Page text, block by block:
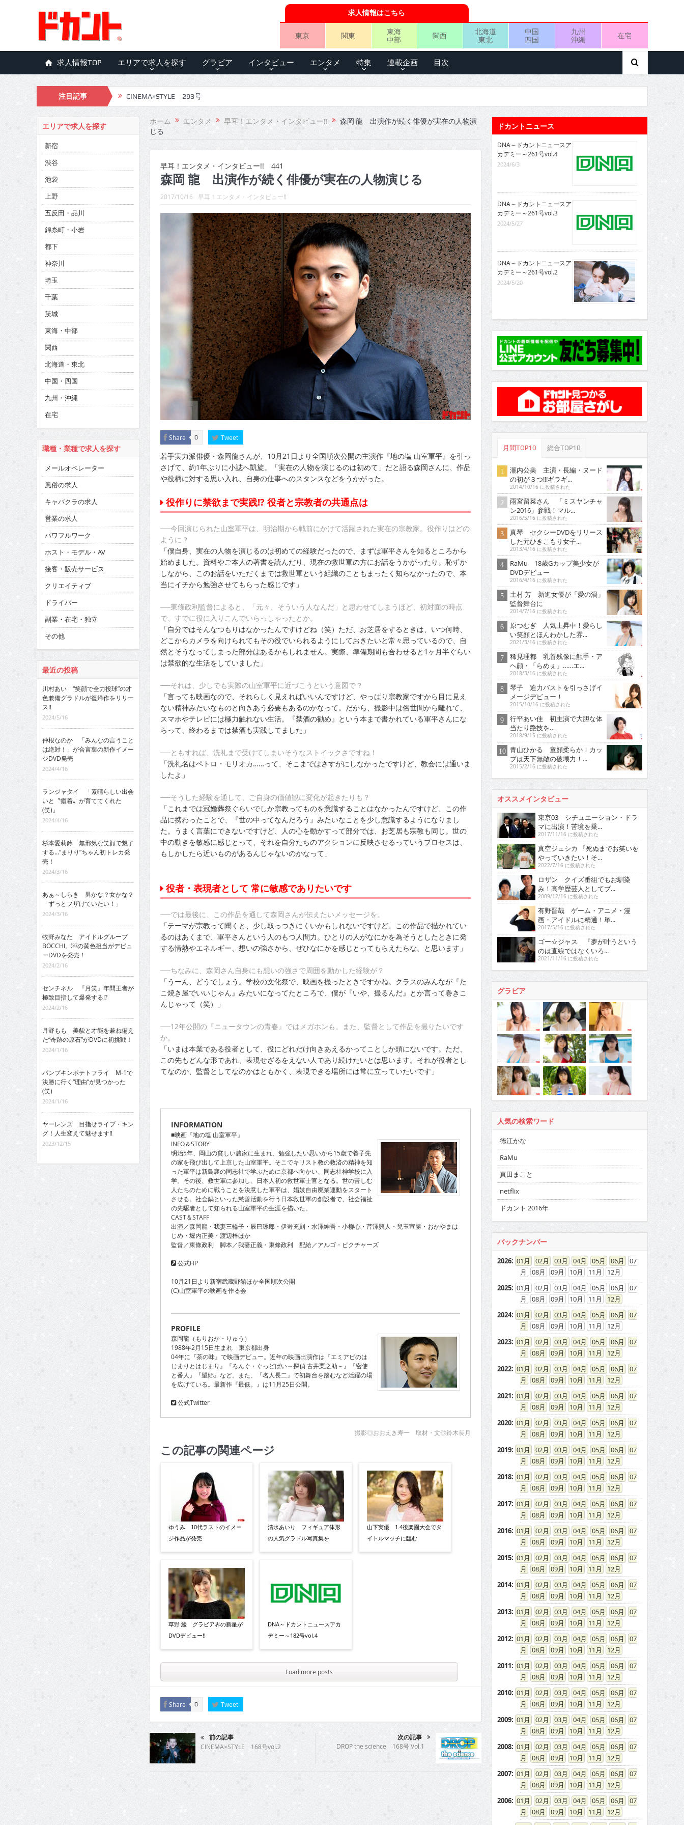
求人情報はこちら
東京 関東
東海
中部
関西
北海道
東北
中国
四国
九州
沖縄
在宅
求人情報TOP エリアで求人を探す グラビア インタビュー エンタメ 特集 連載企画 目次
注目記事 CINEMA×STYLE 292号
CINEMA×STYLE 291号
CINEMA×STYLE 290号
CINEMA×STYLE 289号
CINEMA×STYLE 288号
CINEMA×STYLE 287号
CINEMA×STYLE 286号
CINEMA×STYLE 285号
CINEMA×STYLE 294号
CINEMA×STYLE 293号
ホーム エンタメ 早耳！エンタメ・インタビュー!!
森岡 龍 出演作が続く俳優が実在の人物演
じる
早耳！エンタメ・インタビュー!! 441
森岡 龍 出演作が続く俳優が実在の人物演じる
2017/10/16 早耳！エンタメ・インタビュー!!
Share 0 Tweet
若手実力派俳優・森岡龍さんが、10月21日より全国順次公開の主演作『地の塩 山室軍平』を引っ
さげて、約1年ぶりに小誌へ凱旋。「実在の人物を演じるのは初めて」だと語る森岡さんに、作品
や役柄に対する思い入れ、自身の仕事へのスタンスなどをうかがった。
役作りに禁欲まで実践!? 役者と宗教者の共通点は
──今回演じられた山室軍平は、明治期から戦前にかけて活躍された実在の宗教家。役作りはどの
ように？
「僕自身、実在の人物を演じるのは初めての経験だったので、まずは軍平さんを知るところから
始めました。資料やご本人の著書を読んだり、現在の救世軍の方にお話をうかがったり。恥ずか
しながら、このお話をいただくまでは救世軍という組織のこともまったく知らなかったので、本
当にイチから勉強させてもらった感じです」
──東條政利監督によると、「元々、そういう人なんだ」と思わせてしまうほど、初対面の時点
で、すでに役に入りこんでいらっしゃったとか。
「自分ではそんなつもりはなかったんですけどね（笑）ただ、お芝居をするときは、いつ何時、
どこからカメラを向けられてもその役でいられるようにしておきたいと常々思っているので、自
然とそうなってしまった部分はあるかもしれません。実際、準備期間も合わせると1ヶ月半ぐらい
は禁欲的な生活をしていました」
──それは、少しでも実際の山室軍平に近づこうという意図で？
「言っても映画なので、それらしく見えればいいんですけど、やっぱり宗教家ですから目に見え
ない精神みたいなものと向きあう必要もあるのかなって。だから、撮影中は俗世間から離れて、
スマホやテレビには極力触れない生活。『禁酒の勧め』という本まで書かれている軍平さんにな
らって、終わるまでは禁酒も実践してました」
──ともすれば、洗礼まで受けてしまいそうなストイックさですね！
「洗礼名はペトロ・モリオカ……って、そこまではさすがにしなかったですけど、教会には通いま
したよ」
──そうした経験を通して、ご自身の価値観に変化が起きたりも？
「これまでは冠婚葬祭ぐらいでしか宗教ってものを意識することはなかったんですけど、この作
品に携わったことで、『世の中ってなんだろう』みたいなことを少し意識するようになりまし
た。うまく言葉にできないですけど、人の心を動かすって部分では、お芝居も宗教も同じ。世の
中の動きを敏感に感じとって、それを自分たちのアクションに反映させるっていうプロセスは、
もしかしたら近いものがあるんじゃないのかなって」
役者・表現者として 常に敏感でありたいです
──では最後に、この作品を通して森岡さんが伝えたいメッセージを。
「テーマが宗教って聞くと、少し取っつきにくいかもしれないですけど、この作品で描かれてい
るのはあくまで、軍平さんという人のもつ人間力。ひとりの人がなにかを為そうとしたときに発
する情熱やエネルギー、想いの強さから、ぜひなにかを感じとってもらえたらな、と思います」
──ちなみに、森岡さん自身にも想いの強さで周囲を動かした経験が？
「うーん、どうでしょう。学校の文化祭で、映画を撮ったときですかね。クラスのみんなが『た
こ焼き屋でいいじゃん』みたいになってたところで、僕が『いや、撮るんだ』とか言って巻きこ
んじゃって（笑）」
──12年公開の『ニュータウンの青春』ではメガホンも。また、監督として作品を撮りたいです
か。
「いまは本業である役者として、役にどれだけ向きあえるかってことしか頭にないです。ただ、
この先もどんな形であれ、表現せざるをえない人であり続けたいとは思います。それが役者とし
てなのか、監督としてなのかはともかく、表現できる場所には常に立っていたいです」
INFORMATION
■映画『地の塩 山室軍平』
INFO＆STORY
明治5年、岡山の貧しい農家に生まれ、勉強したい思いから15歳で養子先
の家を飛び出して上京した山室軍平。そこでキリスト教の救済の精神を知
った軍平は新島襄の同志社で学ぶために京都へ向かい、同志社神学校に入
学。その後、救世軍に参加し、日本人初の救世軍士官となる。世の苦しむ
人たちのために戦うことを決意した軍平は、娼妓自由廃業運動をスタート
させる。社会鍋といった慈善活動を行う日本救世軍の創設者で、社会福祉
の先駆者として知られる山室軍平の生涯を描いた。
CAST＆STAFF
出演／森岡龍・我妻三輪子・辰巳琢郎・伊嵜充則・水澤紳吾・小柳心・芹澤興人・兒玉宣勝・おかやまは
じめ・堀内正美・渡辺梓ほか
監督／東條政利 脚本／我妻正義・東條政利 配給／アルゴ・ピクチャーズ
公式HP
10月21日より新宿武蔵野館ほか全国順次公開
(C)山室軍平の映画を作る会
PROFILE
森岡龍（もりおか・りゅう）
1988年2月15日生まれ 東京都出身
04年に『茶の味』で映画デビュー。近年の映画出演作は『エミアビのは
じまりとはじまり』『ろんぐ・ぐっどばい～探偵 古井栗之助～』『密使
と番人』『望郷』など。また、『名人長二』で初舞台を踏むなど活躍の場
を広げている。最新作『最低。』は11月25日公開。
公式Twitter
撮影◎おおえき寿一 取材・文◎鈴木長月
この記事の関連ページ
ゆうみ 10代ラストのイメー
ジ作品が発売
草野 綾 グラビア界の新星が
DVDデビュー!!
清水あいり フィギュア体形
の人気グラドル写真集を
DNA～ドカントニュースアカ
デミー～182号vol.4
山下実優 1.4後楽園大会でタ
イトルマッチに臨む
Load more posts
Share 0 Tweet
前の記事
CINEMA×STYLE 168号vol.2
次の記事
DROP the science 168号 Vol.1
エリアで求人を探す
新宿
渋谷
池袋
上野
五反田・品川
錦糸町・小岩
都下
神奈川
埼玉
千葉
茨城
東海・中部
関西
北海道・東北
中国・四国
九州・沖縄
在宅
職種・業種で求人を探す
メールオペレーター
風俗の求人
キャバクラの求人
営業の求人
パワフルワーク
ホスト・モデル・AV
接客・販売サービス
クリエイティブ
ドライバー
副業・在宅・独立
その他
最近の投稿
川村あい “笑顔で全力投球”の才
色兼備グラドルが復帰作をリリー
ス!!
2024/5/16
仲根なのか 「みんなの言うこと
は絶対！」が合言葉の新作イメー
ジDVD発売
2024/4/16
ランジャタイ 「素晴らしい出会
いと〝癒着〟が育ててくれた
(笑)」
2024/4/16
杉本愛莉鈴 無邪気な笑顔で魅了
する…“まりり”ちゃん初トレカ発
売！
2024/3/16
あぁ～しらき 男かな？女かな？
「ずっとフザけていたい！」
2024/3/16
牧野みなた アイドルグループ
BOCCHI。￼の黄色担当がデビュ
ーDVDを発売！
2024/2/16
センチネル 『月笑』年間王者が
極致目指して爆発する!?
2024/2/16
月野もも 美貌と才能を兼ね備え
た“奇跡の原石”がDVDに初挑戦！
2024/1/16
パンプキンポテトフライ M-1で
決勝に行く“理由”が見つかった
(笑)
2024/1/16
ヤーレンズ 目指せライブ・キン
グ！人生変えて魅せます!!
2023/12/15
ドカントニュース
DNA～ドカントニュースア
カデミー～261号vol.4
2024/6/3
DNA～ドカントニュースア
カデミー～261号vol.3
2024/5/27
DNA～ドカントニュースア
カデミー～261号vol.2
2024/5/20
月間TOP10 総合TOP10
瀧内公美 主演・長編・ヌード
の初が３つ!!!ギラギ...
2014/10/16 に投稿された
雨宮留菜さん 「ミスヤンチャ
ン2016」参戦！マル...
2016/5/16 に投稿された
真琴 セクシーDVDをリリース
した元ひきこもり女子...
2013/4/16 に投稿された
RaMu 18歳Gカップ美少女が
DVDデビュー
2016/4/16 に投稿された
土村 芳 新進女優が「愛の渦」
監督舞台に
2014/7/16 に投稿された
原つむぎ 人気上昇中！愛らし
い笑顔とほんわかした雰...
2021/3/16 に投稿された
稀見理都 乳首残像に触手・ア
ヘ顔・「らめぇ」……エ...
2018/3/16 に投稿された
琴子 迫力バストを引っさげイ
メージデビュー！
2015/10/16 に投稿された
行平あい佳 初主演で大胆な体
当たり艶技を…
2018/9/15 に投稿された
青山ひかる 童顔柔らかＩカッ
プは天下無敵の破壊力！...
2015/2/16 に投稿された
オススメインタビュー
東京03 シチュエーション・ドラ
マに出演！苦境を乗...
2017/11/16 に投稿された
真空ジェシカ 『死ぬまでお笑いを
やっていきたい！そ...
2022/7/16 に投稿された
ロザン クイズ番組でもお馴染
み！高学歴芸人としてブ...
2009/12/16 に投稿された
有野晋哉 ゲーム・アニメ・漫
画・アイドルに精通！単...
2017/5/16 に投稿された
ゴー☆ジャス 『夢が叶うという
のは直線ではなくいろ...
2021/11/16 に投稿された
グラビア
人気の検索ワード
徳江かな
RaMu
真田まこと
netflix
ドカント 2016年
バックナンバー
2026: 01 02 03 04 05 06
07
08
09 10 11
12
2025: 01 02 03 04 05 06
07
08
09 10 11
12
2024: 01 02 03 04 05 06
07
08
09 10 11
12
2023: 01 02 03 04 05 06
07
08
09 10 11
12
2022: 01 02 03 04 05 06
07
08
09 10 11
12
2021: 01 02 03 04 05 06
07
08
09 10 11
12
2020: 01 02 03 04 05 06
07
08
09 10 11
12
2019: 01 02 03 04 05 06
07
08
09 10 11
12
2018: 01 02 03 04 05 06
07
08
09 10 11
12
2017: 01 02 03 04 05 06
07
08
09 10 11
12
2016: 01 02 03 04 05 06
07
08
09 10 11
12
2015: 01 02 03 04 05 06
07
08
09 10 11
12
2014: 01 02 03 04 05 06
07
08
09 10 11
12
2013: 01 02 03 04 05 06
07
08
09 10 11
12
2012: 01 02 03 04 05 06
07
08
09 10 11
12
2011: 01 02 03 04 05 06
07
08
09 10 11
12
2010: 01 02 03 04 05 06
07
08
09 10 11
12
2009: 01 02 03 04 05 06
07
08
09 10 11
12
2008: 01 02 03 04 05 06
07
08
09 10 11
12
2007: 01 02 03 04 05 06
07
08
09 10 11
12
2006: 01 02 03 04 05 06
07
08
09 10 11
12